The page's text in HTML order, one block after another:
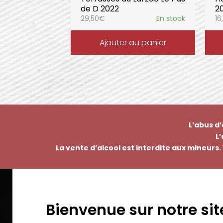
de D 2022
29,50€ En stock
Ajouter au panier
L’abus
La vente d’alcool est interdite aux
Bienvenue sur notre
EMMANUEL NASTI